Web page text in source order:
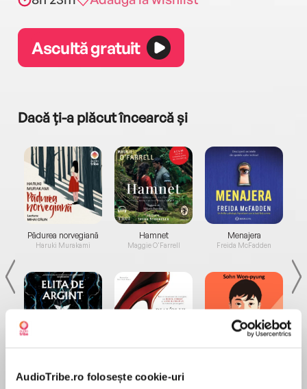
AudioTribe.ro folosește cookie-uri
Ascultă gratuit
Dacă ți-a plăcut încearcă și
Pădurea norvegiană
Haruki Murakami
de...
Dani Francis
Hamnet
Maggie O'Farrell
la...
Lauren Weisberger
Menajera
Freida McFadden